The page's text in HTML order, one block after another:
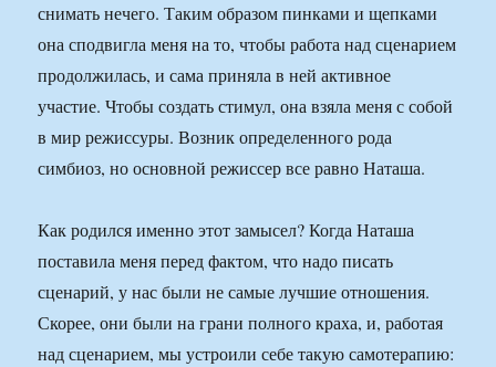
снимать нечего. Таким образом пинками и щепками
она сподвигла меня на то, чтобы работа над сценарием
продолжилась, и сама приняла в ней активное
участие. Чтобы создать стимул, она взяла меня с собой
в мир режиссуры. Возник определенного рода
симбиоз, но основной режиссер все равно Наташа.
Как родился именно этот замысел? Когда Наташа
поставила меня перед фактом, что надо писать
сценарий, у нас были не самые лучшие отношения.
Скорее, они были на грани полного краха, и, работая
над сценарием, мы устроили себе такую самотерапию: